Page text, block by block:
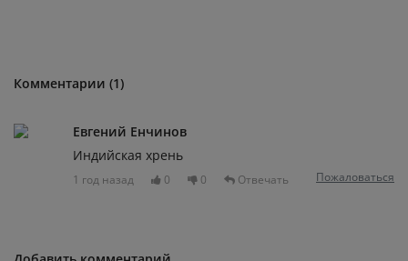
Комментарии (1)
Евгений Енчинов
Индийская хрень
1 год назад 0 0 Отвечать Пожаловаться